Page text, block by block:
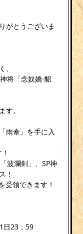
がとうございま
、
将「念奴嬌·貂
す。
雨傘」を手に入
波瀾剣」、SP神
！
受領できます！
日23：59